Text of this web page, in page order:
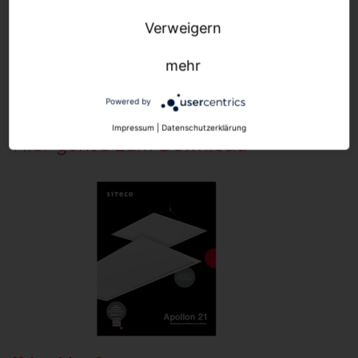
Hier geht's zum Download
Verweigern
mehr
Powered by
Impressum | Datenschutzerklärung